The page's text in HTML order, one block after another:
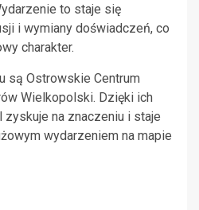
to staje się
i wymiany doświadczeń, co
charakter.
są Ostrowskie Centrum
Wielkopolski. Dzięki ich
na znaczeniu i staje
wydarzeniem na mapie